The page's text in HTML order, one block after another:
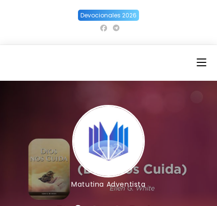
Devocionales 2026
Matutina Adventista